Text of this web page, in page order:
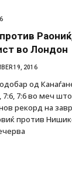
во Лондон
19, 2016
од
7:6, 7:6 во меч
рекорд на
против